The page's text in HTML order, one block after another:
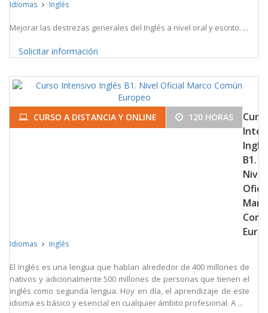
Idiomas Inglés
Mejorar las destrezas generales del Inglés a nivel oral y escrito. ...
Solicitar información
CURSO A DISTANCIA Y ONLINE 120 HORAS
B1.
Nivel
Idiomas Inglés
El Inglés es una lengua que hablan alrededor de 400 millones de
nativos y adicionalmente 500 millones de personas que tienen el
inglés como segunda lengua. Hoy en día, el aprendizaje de este
idioma es básico y esencial en cualquier ámbito profesional. A ...